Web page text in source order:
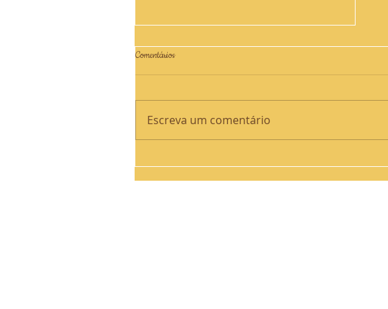
Jesus ressuscitou! Aleluia, aleluia!
Comentários
Escreva um comentário